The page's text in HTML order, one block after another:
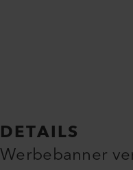
DETAILS
Werbebanner